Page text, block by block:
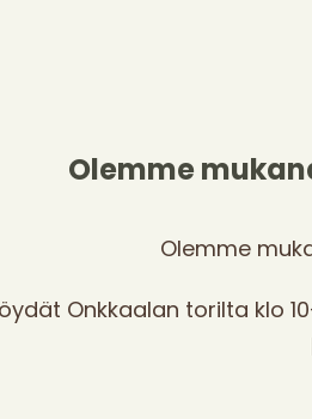
Olemme
Olemme
Onkkaalan torilta klo